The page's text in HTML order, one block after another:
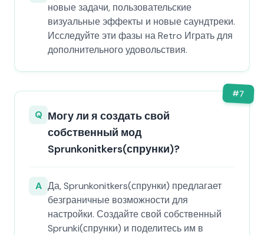
новые задачи, пользовательские
визуальные эффекты и новые саундтреки.
Исследуйте эти фазы на Retro Играть для
дополнительного удовольствия.
#7
Q Могу ли я создать свой
собственный мод
Sprunkonitkers(спрунки)?
A Да, Sprunkonitkers(спрунки) предлагает
безграничные возможности для
настройки. Создайте свой собственный
Sprunki(спрунки) и поделитесь им в